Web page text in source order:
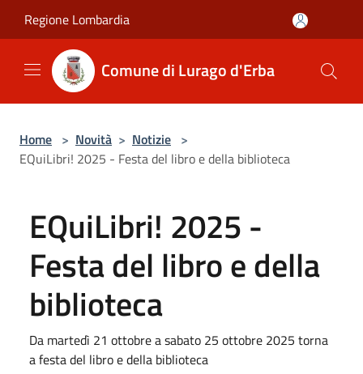
Regione Lombardia
Comune di Lurago d'Erba
Home > Novità > Notizie >
EQuiLibri! 2025 - Festa del libro e della biblioteca
EQuiLibri! 2025 -
Festa del libro e della
biblioteca
Da martedì 21 ottobre a sabato 25 ottobre 2025 torna
a festa del libro e della biblioteca